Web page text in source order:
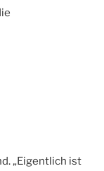
„Eigentlich ist